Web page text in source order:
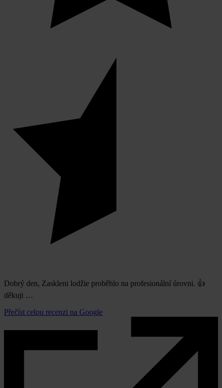
Dobrý den, Zaskleni lodžie proběhlo na profesionální úrovni. 👍
děkuji …
Přečíst celou recenzi na Google